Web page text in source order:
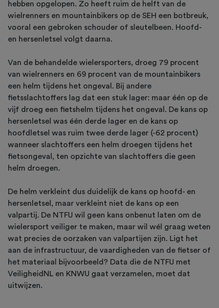
hebben opgelopen. Zo heeft ruim de helft van de
wielrenners en mountainbikers op de SEH een botbreuk,
vooral een gebroken schouder of sleutelbeen. Hoofd-
en hersenletsel volgt daarna.
Van de behandelde wielersporters, droeg 79 procent
van wielrenners en 69 procent van de mountainbikers
een helm tijdens het ongeval. Bij andere
fietsslachtoffers lag dat een stuk lager: maar één op de
vijf droeg een fietshelm tijdens het ongeval. De kans op
hersenletsel was één derde lager en de kans op
hoofdletsel was ruim twee derde lager (-62 procent)
wanneer slachtoffers een helm droegen tijdens het
fietsongeval, ten opzichte van slachtoffers die geen
helm droegen.
De helm verkleint dus duidelijk de kans op hoofd- en
hersenletsel, maar verkleint niet de kans op een
valpartij. De NTFU wil geen kans onbenut laten om de
wielersport veiliger te maken, maar wil wél graag weten
wat precies de oorzaken van valpartijen zijn. Ligt het
aan de infrastructuur, de vaardigheden van de fietser of
het materiaal bijvoorbeeld? Data die de NTFU met
VeiligheidNL en KNWU gaat verzamelen, moet dat
uitwijzen.